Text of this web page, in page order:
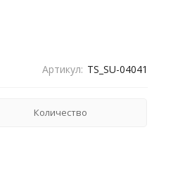
Артикул: TS_SU-04041
Количество